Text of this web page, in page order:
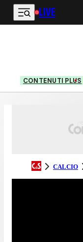
Vai al contenuto principale
LIVE
CONTENUTI PLUS
CALCIO